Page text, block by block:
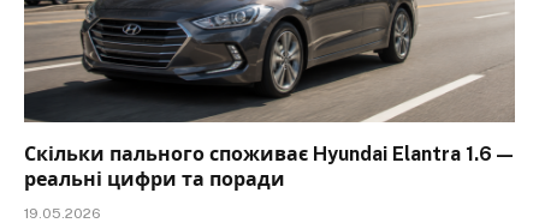
Скільки пального споживає Hyundai Elantra 1.6 —
реальні цифри та поради
19.05.2026